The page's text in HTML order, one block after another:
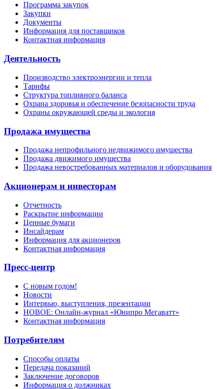
Программа закупок
Закупки
Документы
Информация для поставщиков
Контактная информация
Деятельность
Производство электроэнергии и тепла
Тарифы
Структура топливного баланса
Охрана здоровья и обеспечение безопасности труда
Охраны окружающей среды и экология
Продажа имущества
Продажа непрофильного недвижимого имущества
Продажа движимого имущества
Продажа невостребованных материалов и оборудования
Акционерам и инвесторам
Отчетность
Раскрытие информации
Ценные бумаги
Инсайдерам
Информация для акционеров
Контактная информация
Пресс-центр
С новым годом!
Новости
Интервью, выступления, презентации
НОВОЕ: Онлайн-журнал «Юнипро Мегаватт»
Контактная информация
Потребителям
Способы оплаты
Передача показаний
Заключение договоров
Информация о должниках